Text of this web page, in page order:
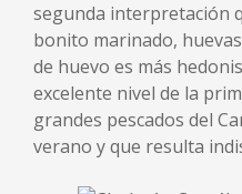
segunda interpretación
bonito marinado,
de huevo es más
excelente nivel de la
grandes pescados del
verano y que resulta